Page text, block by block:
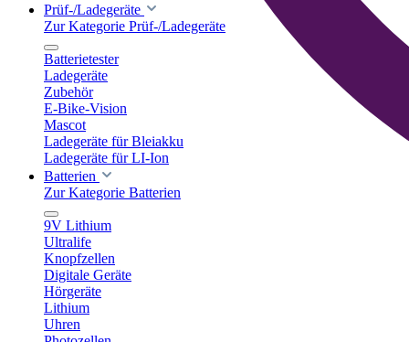
Prüf-/Ladegeräte
Zur Kategorie Prüf-/Ladegeräte
Batterietester
Ladegeräte
Zubehör
E-Bike-Vision
Mascot
Ladegeräte für Bleiakku
Ladegeräte für LI-Ion
Batterien
Zur Kategorie Batterien
9V Lithium
Ultralife
Knopfzellen
Digitale Geräte
Hörgeräte
Lithium
Uhren